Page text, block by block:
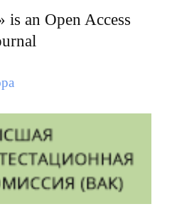
is an Open Access